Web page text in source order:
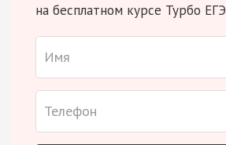
на бесплатном курсе Турбо ЕГЭ